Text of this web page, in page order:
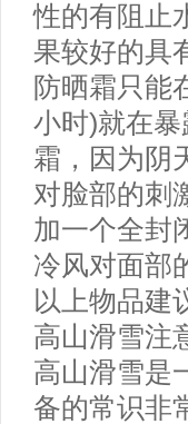
性的有阻止
果较好的具
防晒霜只能
小时)就在
霜，因为阴
对脸部的刺
加一个全封
冷风对面部
以上物品建
高山滑雪注
高山滑雪是
备的常识非